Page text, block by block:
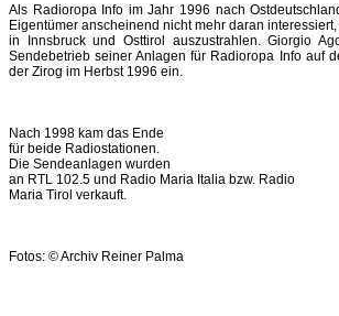
Als Radioropa Info im Jahr 1996 nach
Eigentümer anscheinend nicht mehr daran
in Innsbruck und Osttirol auszustrahlen. Giorgio
Sendebetrieb seiner Anlagen für Radioropa Info auf
der Zirog im Herbst 1996 ein.
Nach 1998 kam das Ende
für beide Radiostationen.
Die Sendeanlagen wurden
an RTL 102.5 und Radio Maria Italia bzw. Radio
Maria Tirol verkauft.
Fotos: © Archiv Reiner Palma